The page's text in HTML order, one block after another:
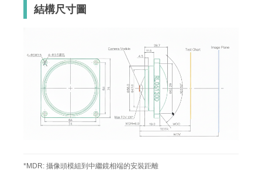
結構尺寸圖
*MDR: 攝像頭模組到中繼鏡相端的安裝距離